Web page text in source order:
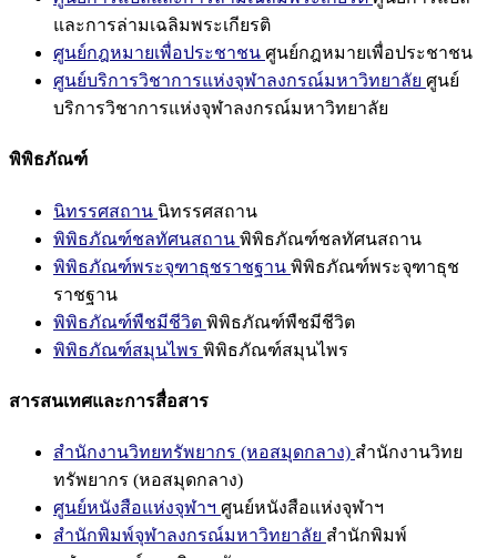
และการล่ามเฉลิมพระเกียรติ
ศูนย์กฎหมายเพื่อประชาชน ศูนย์กฎหมายเพื่อประชาชน
ศูนย์บริการวิชาการแห่งจุฬาลงกรณ์มหาวิทยาลัย ศูนย์
บริการวิชาการแห่งจุฬาลงกรณ์มหาวิทยาลัย
พิพิธภัณฑ์
นิทรรศสถาน นิทรรศสถาน
พิพิธภัณฑ์ชลทัศนสถาน พิพิธภัณฑ์ชลทัศนสถาน
พิพิธภัณฑ์พระจุฑาธุชราชฐาน พิพิธภัณฑ์พระจุฑาธุช
ราชฐาน
พิพิธภัณฑ์พืชมีชีวิต พิพิธภัณฑ์พืชมีชีวิต
พิพิธภัณฑ์สมุนไพร พิพิธภัณฑ์สมุนไพร
สารสนเทศและการสื่อสาร
สำนักงานวิทยทรัพยากร (หอสมุดกลาง) สำนักงานวิทย
ทรัพยากร (หอสมุดกลาง)
ศูนย์หนังสือแห่งจุฬาฯ ศูนย์หนังสือแห่งจุฬาฯ
สำนักพิมพ์จุฬาลงกรณ์มหาวิทยาลัย สำนักพิมพ์